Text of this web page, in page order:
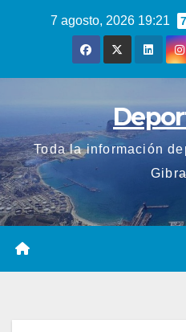
7 agosto, 2026 19:21
Toda la información